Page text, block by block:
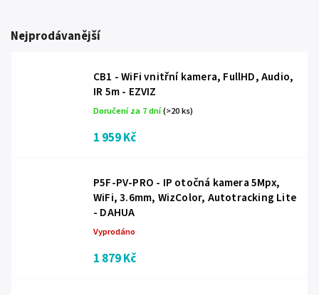
Nejprodávanější
CB1 - WiFi vnitřní kamera, FullHD, Audio,
IR 5m - EZVIZ
Doručení za 7 dní(>20 ks)
1 959 Kč
P5F-PV-PRO - IP otočná kamera 5Mpx,
WiFi, 3.6mm, WizColor, Autotracking Lite
- DAHUA
Vyprodáno
1 879 Kč